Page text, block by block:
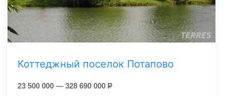
Коттеджный поселок Потапово
23 500 000 — 328 690 000 Р